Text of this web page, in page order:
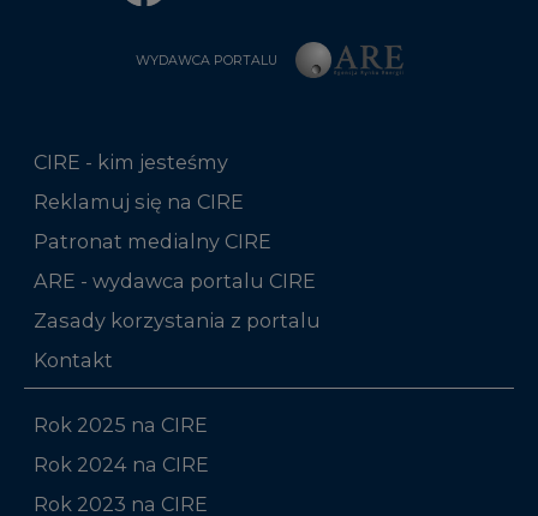
WYDAWCA PORTALU
CIRE - kim jesteśmy
Reklamuj się na CIRE
Patronat medialny CIRE
ARE - wydawca portalu CIRE
Zasady korzystania z portalu
Kontakt
Rok 2025 na CIRE
Rok 2024 na CIRE
Rok 2023 na CIRE